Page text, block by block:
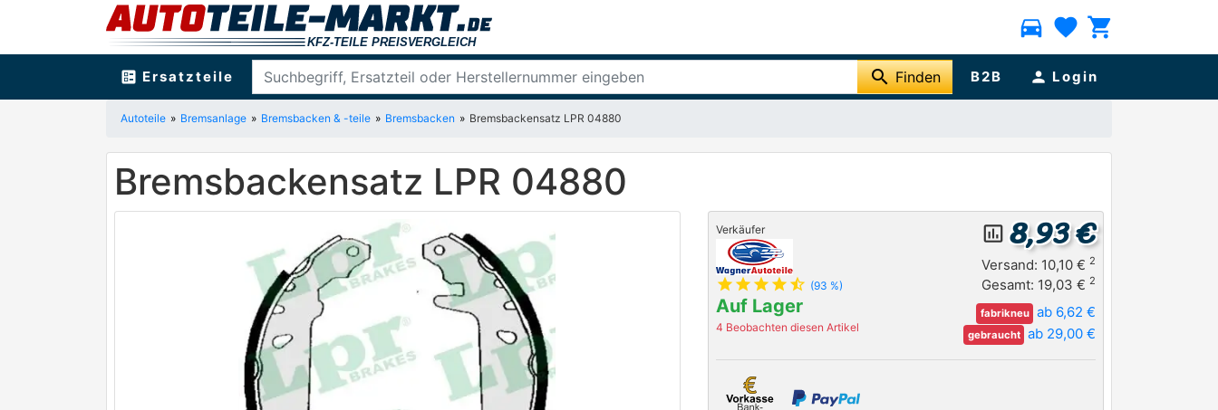
directions_car favorite shopping_cart
ballot Ersatzteile search Finden B2B person Login
Autoteile Bremsanlage Bremsbacken & -teile Bremsbacken Bremsbackensatz LPR 04880
Bremsbackensatz LPR 04880
Verkäufer
star star star star star_half (93 %)
Auf Lager
4 Beobachten diesen Artikel
insert_chart_outlined 8,93 €
Versand: 10,10 € 2
Gesamt: 19,03 € 2
fabrikneu ab 6,62 €
gebraucht ab 29,00 €